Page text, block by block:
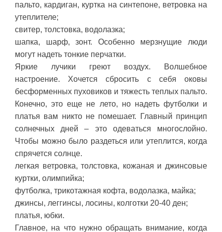
пальто, кардиган, куртка на синтепоне, ветровка на
утеплителе;
свитер, толстовка, водолазка;
шапка, шарф, зонт. Особенно мерзнущие люди
могут надеть тонкие перчатки.
Яркие лучики греют воздух. Волшебное
настроение. Хочется сбросить с себя оковы
бесформенных пуховиков и тяжесть теплых пальто.
Конечно, это еще не лето, но надеть футболки и
платья вам никто не помешает. Главный принцип
солнечных дней – это одеваться многослойно.
Чтобы можно было раздеться или утеплится, когда
спрячется солнце.
легкая ветровка, толстовка, кожаная и джинсовые
куртки, олимпийка;
футболка, трикотажная кофта, водолазка, майка;
джинсы, леггинсы, лосины, колготки 20-40 ден;
платья, юбки.
Главное, на что нужно обращать внимание, когда